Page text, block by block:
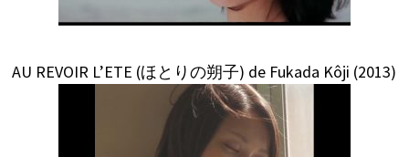
AU REVOIR L’ETE (ほとりの朔子) de Fukada Kôji (2013)